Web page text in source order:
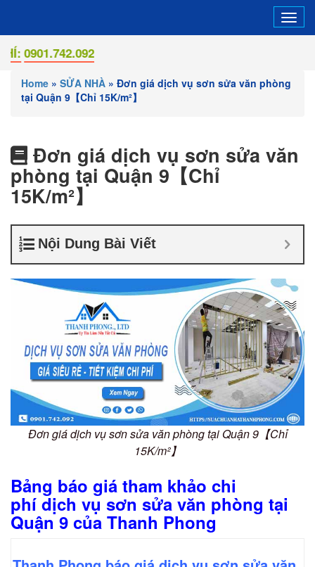
Home » SỬA NHÀ » Đơn giá dịch vụ sơn sửa văn phòng
tại Quận 9【Chỉ 15K/m²】
Đơn giá dịch vụ sơn sửa văn
phòng tại Quận 9【Chỉ
15K/m²】
Nội Dung Bài Viết
Đơn giá dịch vụ sơn sửa văn phòng tại Quận 9【Chỉ
15K/m²】
Bảng báo giá tham khảo chi
phí dịch vụ sơn sửa văn phòng tại
Quận 9 của Thanh Phong